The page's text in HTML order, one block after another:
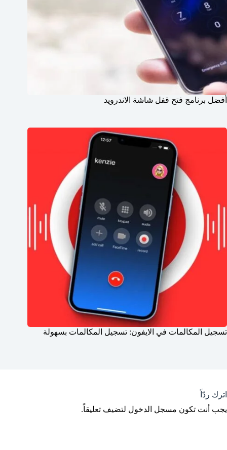
أفضل برنامج فتح قفل شاشة الاندرويد
تسجيل المكالمات في الايفون: تسجيل المكالمات بسهولة
اترك ردّاً
يجب أنت تكون مسجل الدخول لتضيف تعليقاً.